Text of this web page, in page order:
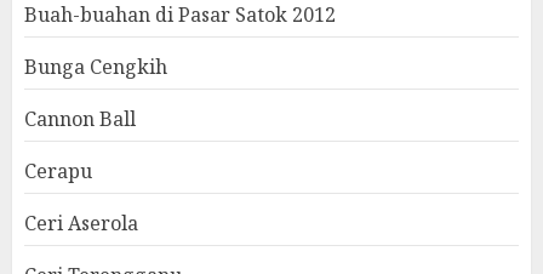
Buah-buahan di Pasar Satok 2012
Bunga Cengkih
Cannon Ball
Cerapu
Ceri Aserola